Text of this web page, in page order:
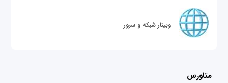
وبینار شبکه و سرور
متاورس